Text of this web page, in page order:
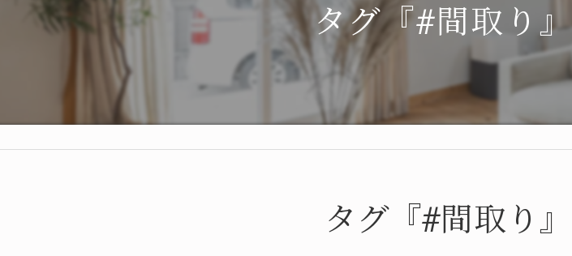
タグ『#間取り
タグ『#間取り